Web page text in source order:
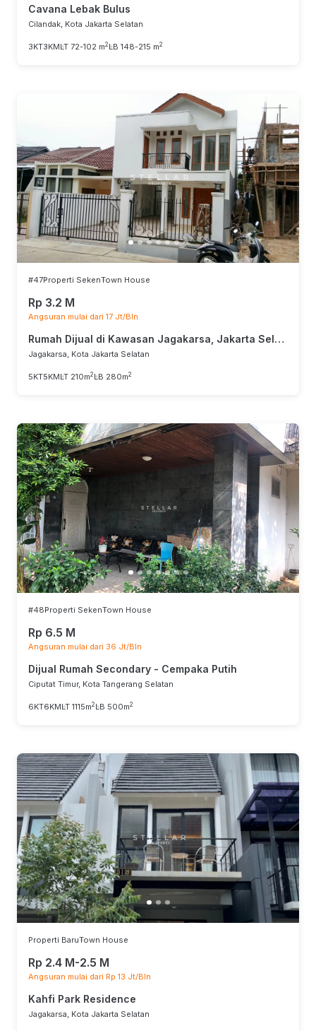
Cavana Lebak Bulus
Cilandak, Kota Jakarta Selatan
3KT3KMLT 72-102 m2 LB 148-215 m2
#47Properti SekenTown House
Rp 3.2 M
Angsuran mulai dari 17 Jt/Bln
Rumah Dijual di Kawasan Jagakarsa, Jakarta Selatan
Jagakarsa, Kota Jakarta Selatan
5KT5KMLT 210m2 LB 280m2
#48Properti SekenTown House
Rp 6.5 M
Angsuran mulai dari 36 Jt/Bln
Dijual Rumah Secondary - Cempaka Putih
Ciputat Timur, Kota Tangerang Selatan
6KT6KMLT 1115m2 LB 500m2
Properti BaruTown House
Rp 2.4 M-2.5 M
Angsuran mulai dari Rp 13 Jt/Bln
Kahfi Park Residence
Jagakarsa, Kota Jakarta Selatan